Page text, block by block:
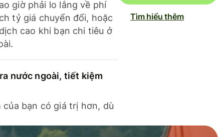
giờ phải lo lắng về phí
tỷ giá chuyển đổi, hoặc
cao khi bạn chi tiêu ở
nước ngoài, tiết kiệm
của bạn có giá trị hơn, dù
Tìm hiểu thêm